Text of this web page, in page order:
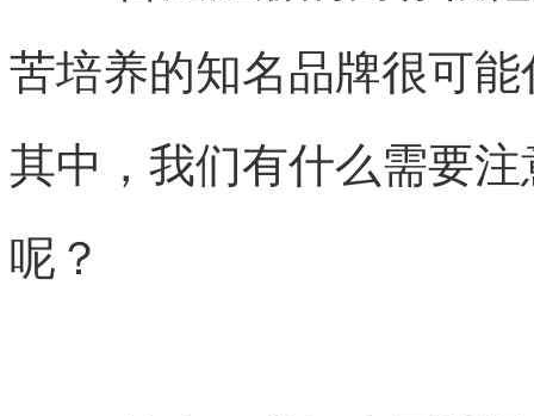
苦培养的知名品牌很可
其中，我们有什么需要
呢？